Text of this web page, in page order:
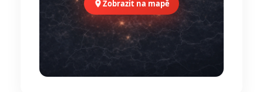
Zobrazit na mapě